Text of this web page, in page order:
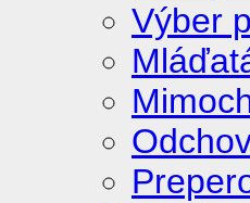
Výber